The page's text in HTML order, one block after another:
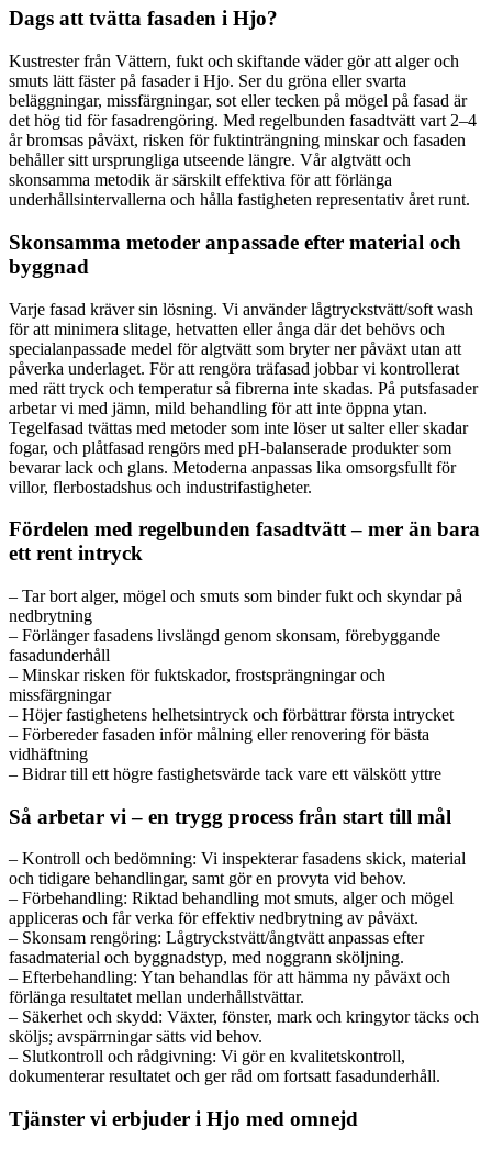
Dags att tvätta fasaden i Hjo?
Kustrester från Vättern, fukt och skiftande väder gör att alger och
smuts lätt fäster på fasader i Hjo. Ser du gröna eller svarta
beläggningar, missfärgningar, sot eller tecken på mögel på fasad är
det hög tid för fasadrengöring. Med regelbunden fasadtvätt vart 2–4
år bromsas påväxt, risken för fuktinträngning minskar och fasaden
behåller sitt ursprungliga utseende längre. Vår algtvätt och
skonsamma metodik är särskilt effektiva för att förlänga
underhållsintervallerna och hålla fastigheten representativ året runt.
Skonsamma metoder anpassade efter material och
byggnad
Varje fasad kräver sin lösning. Vi använder lågtryckstvätt/soft wash
för att minimera slitage, hetvatten eller ånga där det behövs och
specialanpassade medel för algtvätt som bryter ner påväxt utan att
påverka underlaget. För att rengöra träfasad jobbar vi kontrollerat
med rätt tryck och temperatur så fibrerna inte skadas. På putsfasader
arbetar vi med jämn, mild behandling för att inte öppna ytan.
Tegelfasad tvättas med metoder som inte löser ut salter eller skadar
fogar, och plåtfasad rengörs med pH-balanserade produkter som
bevarar lack och glans. Metoderna anpassas lika omsorgsfullt för
villor, flerbostadshus och industrifastigheter.
Fördelen med regelbunden fasadtvätt – mer än bara
ett rent intryck
– Tar bort alger, mögel och smuts som binder fukt och skyndar på
nedbrytning
– Förlänger fasadens livslängd genom skonsam, förebyggande
fasadunderhåll
– Minskar risken för fuktskador, frostsprängningar och
missfärgningar
– Höjer fastighetens helhetsintryck och förbättrar första intrycket
– Förbereder fasaden inför målning eller renovering för bästa
vidhäftning
– Bidrar till ett högre fastighetsvärde tack vare ett välskött yttre
Så arbetar vi – en trygg process från start till mål
– Kontroll och bedömning: Vi inspekterar fasadens skick, material
och tidigare behandlingar, samt gör en provyta vid behov.
– Förbehandling: Riktad behandling mot smuts, alger och mögel
appliceras och får verka för effektiv nedbrytning av påväxt.
– Skonsam rengöring: Lågtryckstvätt/ångtvätt anpassas efter
fasadmaterial och byggnadstyp, med noggrann sköljning.
– Efterbehandling: Ytan behandlas för att hämma ny påväxt och
förlänga resultatet mellan underhållstvättar.
– Säkerhet och skydd: Växter, fönster, mark och kringytor täcks och
sköljs; avspärrningar sätts vid behov.
– Slutkontroll och rådgivning: Vi gör en kvalitetskontroll,
dokumenterar resultatet och ger råd om fortsatt fasadunderhåll.
Tjänster vi erbjuder i Hjo med omnejd